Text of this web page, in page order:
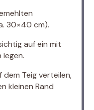
30×40 cm).
auf ein mit
legen.
dem Teig verteilen,
kleinen Rand